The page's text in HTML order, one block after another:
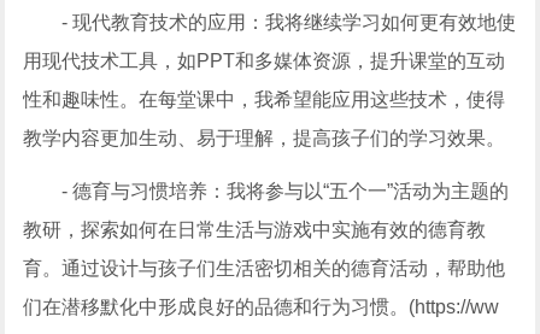
- 现代教育技术的应用：我将继续学习如何更有效地使
用现代技术工具，如PPT和多媒体资源，提升课堂的互动
性和趣味性。在每堂课中，我希望能应用这些技术，使得
教学内容更加生动、易于理解，提高孩子们的学习效果。
- 德育与习惯培养：我将参与以“五个一”活动为主题的
教研，探索如何在日常生活与游戏中实施有效的德育教
育。通过设计与孩子们生活密切相关的德育活动，帮助他
们在潜移默化中形成良好的品德和行为习惯。(https://ww